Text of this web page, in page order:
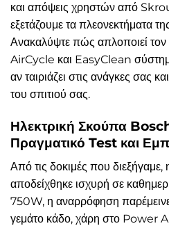
και απόψεις χρηστών από
εξετάζουμε τα πλεονεκτήματα
Ανακαλύψτε πώς απλοποιεί
AirCycle και EasyClean
αν ταιριάζει στις ανάγκες σας
του σπιτιού σας.
Ηλεκτρική Σκούπα
Πραγματικό Test και
Από τις δοκιμές που
αποδείχθηκε ισχυρή σε
750W, η αναρρόφηση
γεμάτο κάδο, χάρη στο Power